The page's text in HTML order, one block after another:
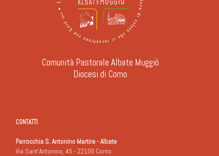
Comunità Pastorale Albate Muggiò
Diocesi di Como
CONTATTI
Parrocchia S. Antonino Martire - Albate
Via Sant'Antonino, 45 - 22100 Como